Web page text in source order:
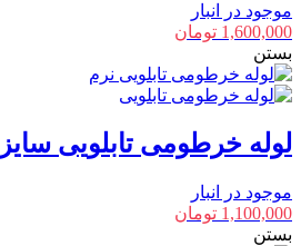
موجود در انبار
1,600,000 تومان
بستن
لوله خرطومی تابلویی سایز 9
موجود در انبار
1,100,000 تومان
بستن